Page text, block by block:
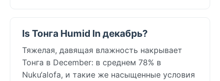
Is Тонга Humid In декабрь?
Тяжелая, давящая влажность накрывает
Тонга в December: в среднем 78% в
Nuku‘alofa, и такие же насыщенные условия